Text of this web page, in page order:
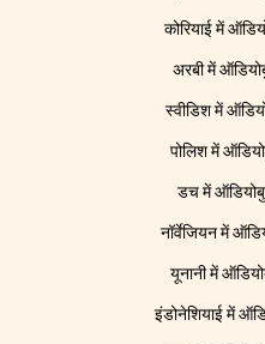
कोरियाई में
अरबी में
स्वीडिश में
पोलिश में
डच में
नॉर्वेजियन में
यूनानी में
इंडोनेशियाई में